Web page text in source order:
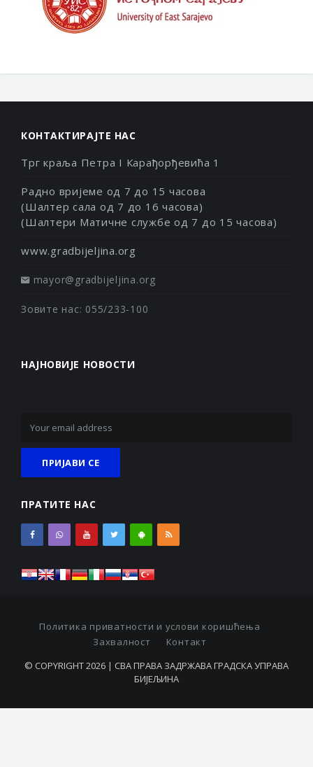
КОНТАКТИРАЈТЕ НАС
Трг краља Петра I Карађорђевића 1
Радно вријеме од 7 до 15 часова
(Шалтер сала од 7 до 16 часова)
(Шалтери Матичне службе од 7 до 15 часова)
www.gradbijeljina.org
mayor@gradbijeljina.org
Зовите нас: 055/233-100
НАЈНОВИЈЕ НОВОСТИ
ПРАТИТЕ НАС
Политика приватности и услови коришћења
Захвалност
Контакт
© COPYRIGHT 2026 | СВА ПРАВА ЗАДРЖАВА ГРАДСКА УПРАВА
БИЈЕЉИНА